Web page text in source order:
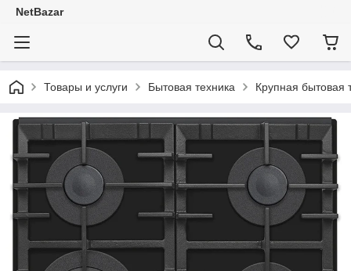
NetBazar
Товары и услуги Бытовая техника Крупная бытовая